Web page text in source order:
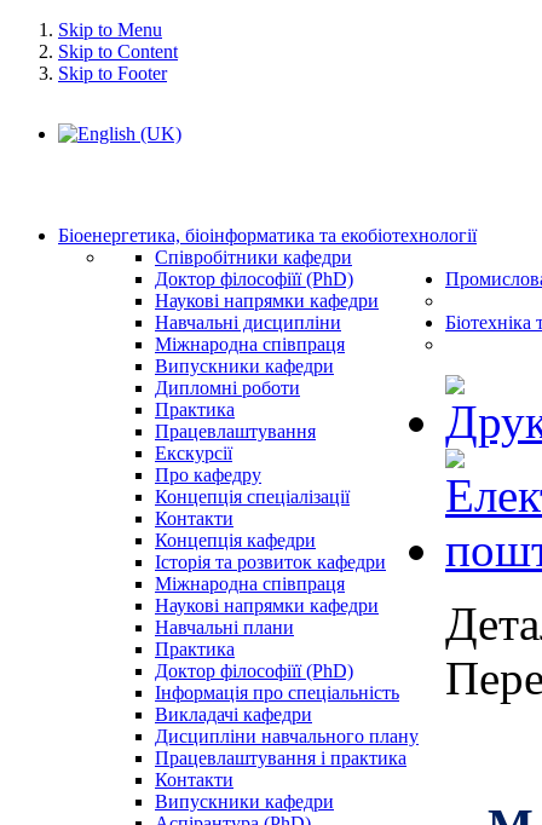
Skip to Menu
Skip to Content
Skip to Footer
Біоенергетика, біоінформатика та екобіотехнології
Співробітники кафедри
Доктор філософіїї (PhD)
Наукові напрямки кафедри
Навчальні дисципліни
Міжнародна співпраця
Випускники кафедри
Дипломні роботи
Практика
Працевлаштування
Екскурсії
Про кафедру
Концепція спеціалізації
Контакти
Концепція кафедри
Історія та розвиток кафедри
Міжнародна співпраця
Наукові напрямки кафедри
Навчальні плани
Практика
Доктор філософіїї (PhD)
Інформація про спеціальність
Викладачі кафедри
Дисципліни навчального плану
Працевлаштування і практика
Контакти
Біотехніка
Випускники кафедри